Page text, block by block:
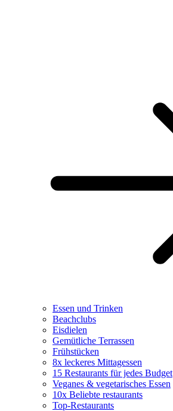
Essen und Trinken
Beachclubs
Eisdielen
Gemütliche Terrassen
Frühstücken
8x leckeres Mittagessen
15 Restaurants für jedes Budget
Veganes & vegetarisches Essen
10x Beliebte restaurants
Top-Restaurants